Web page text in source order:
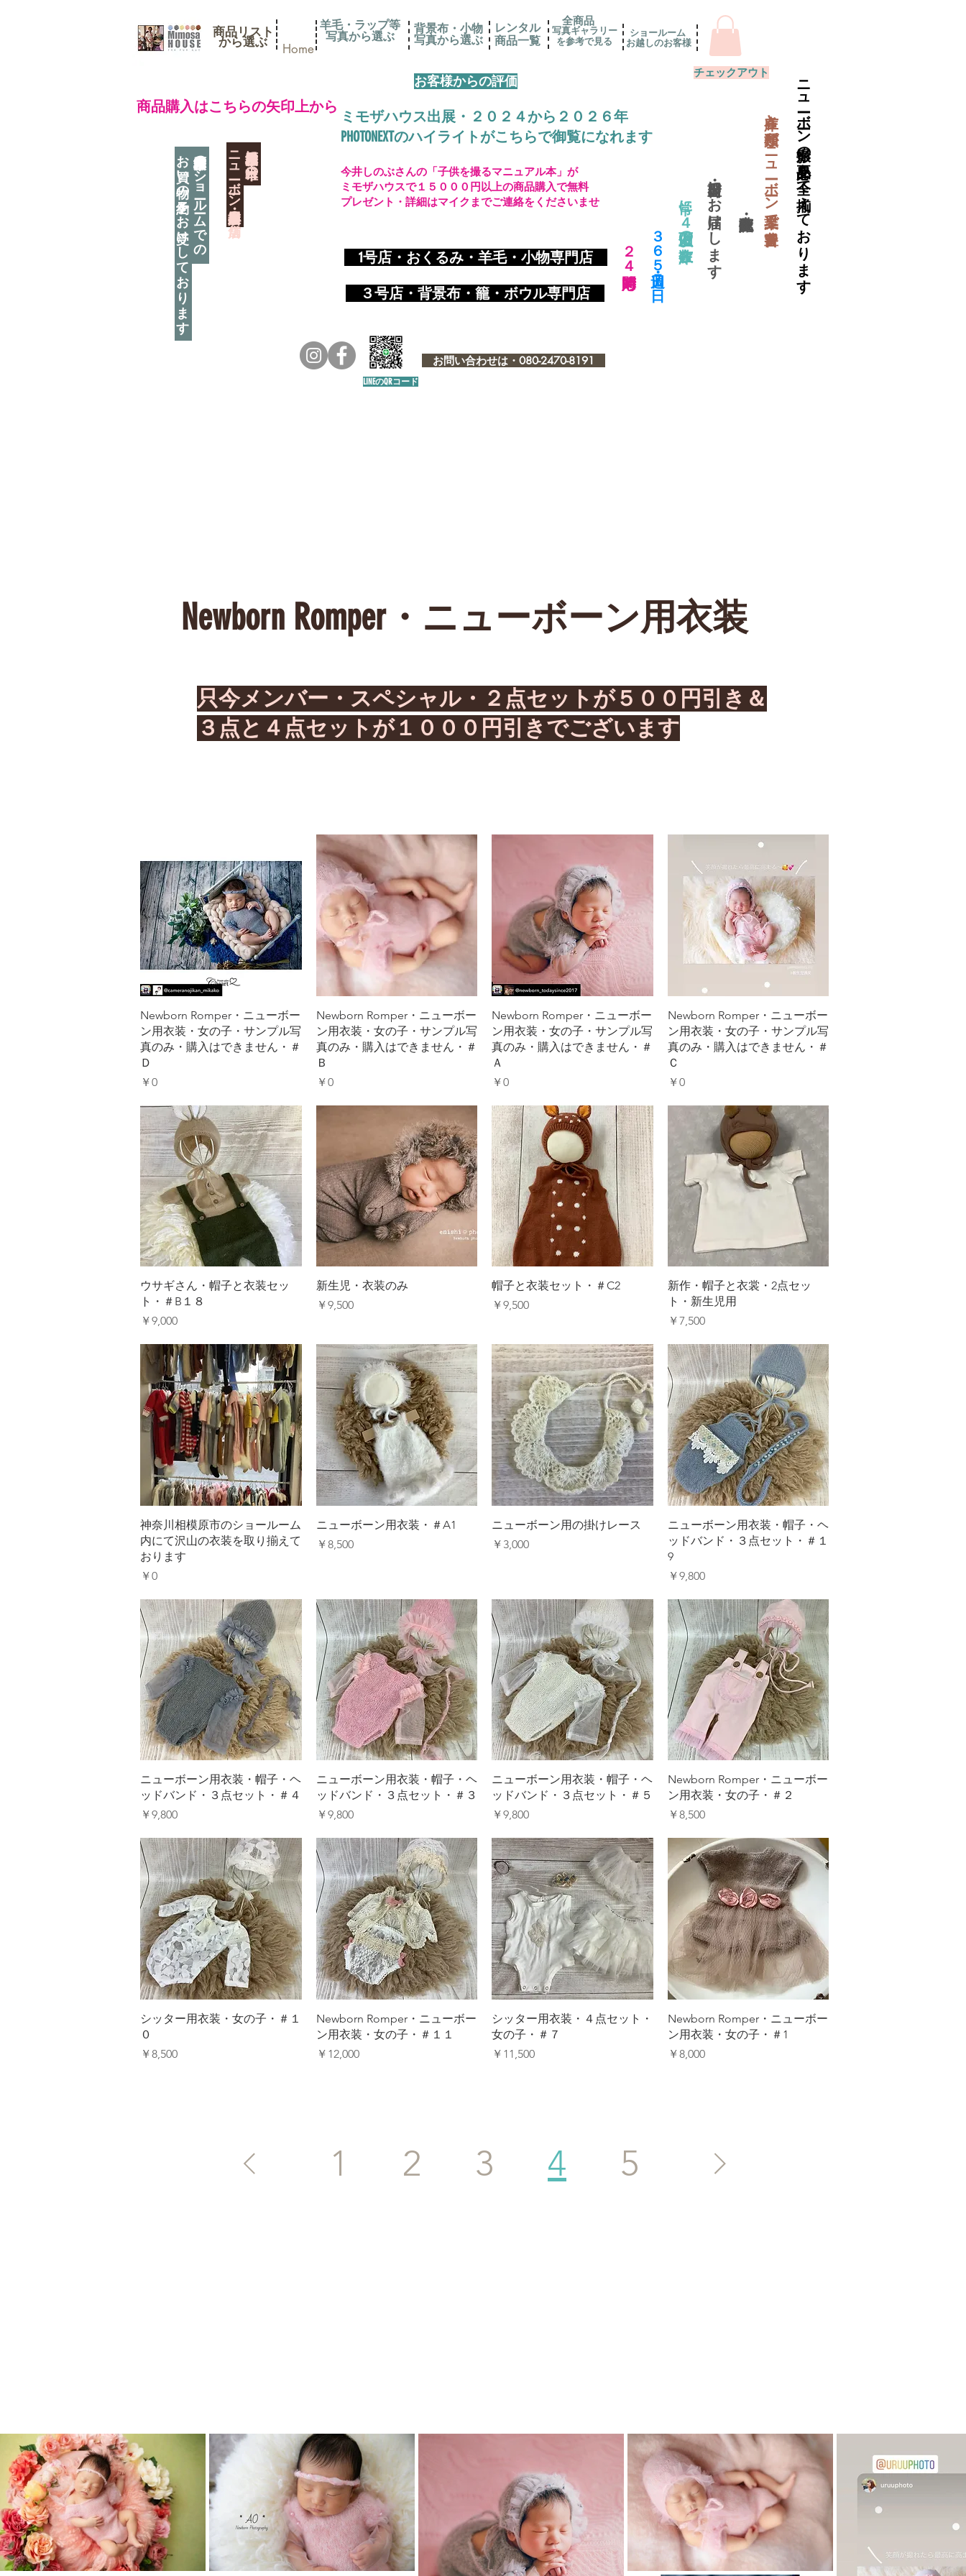
商品リスト
​から選ぶ Home
​商品購入はこちらの矢印上から
神奈川県相模原市に日本唯一の
​ニューボーン撮影用小道具店・３店舗
羊毛・ラップ等
写真から選ぶ
背景布・小物
​写真から選ぶ
レンタル
​商品一覧
写真ギャラリー
を参考で見る
全商品
お客様からの評価
ミモザハウス出展・２０２４から２０２６年
PHOTONEXTのハイライトがこちらで御覧になれます
神奈川県相模原市のショールームでの
お買い物の予約をお受けしております 1号店・おくるみ・羊毛・小物専門店
​ ３号店・背景布・籠・ボウル専門店
お問い合わせは・080-2470-8191
ショールーム
お越しのお客様
チェックアウト
​２４時間対応 ​３６５日・週７日
常に４万個以上の在庫数 当日出荷・翌日にお届けします
​在庫と種類がニューボーン業界で一番豊富ニューボーン撮影の必要品を全て揃えております
今井しのぶさんの「子供を撮るマニュアル本」が
ミモザハウスで１５０００円以上の商品購入で無料
プレゼント・詳細はマイクまでご連絡をくださいませ
LINEのQRコード
Newborn Romper・ニューボーン用衣装
只今メンバー・スペシャル・２点セットが５００円引き＆
３点と４点セットが１０００円引きでございます
クイックビュー
Newborn Romper・ニューボー
ン用衣装・女の子・サンプル写
真のみ・購入はできません・＃
Ｄ
価格
￥0
クイックビュー
Newborn Romper・ニューボー
ン用衣装・女の子・サンプル写
真のみ・購入はできません・＃
Ｂ
価格
￥0
クイックビュー
Newborn Romper・ニューボー
ン用衣装・女の子・サンプル写
真のみ・購入はできません・＃
Ａ
価格
￥0
クイックビュー
Newborn Romper・ニューボー
ン用衣装・女の子・サンプル写
真のみ・購入はできません・＃
Ｃ
価格
￥0
クイックビュー
ウサギさん・帽子と衣装セッ
ト・＃B１８
価格
￥9,000
クイックビュー
新生児・衣装のみ
価格
￥9,500
クイックビュー
帽子と衣装セット・＃C2
価格
￥9,500
クイックビュー
新作・帽子と衣裳・2点セッ
ト・新生児用
価格
￥7,500
クイックビュー
神奈川相模原市のショールーム
内にて沢山の衣装を取り揃えて
おります
価格
￥0
クイックビュー
ニューボーン用衣装・＃A1
価格
￥8,500
クイックビュー
ニューボーン用の掛けレース
価格
￥3,000
クイックビュー
ニューボーン用衣装・帽子・ヘ
ッドバンド・３点セット・＃１
9
価格
￥9,800
クイックビュー
ニューボーン用衣装・帽子・ヘ
ッドバンド・３点セット・＃４
価格
￥9,800
クイックビュー
ニューボーン用衣装・帽子・ヘ
ッドバンド・３点セット・＃３
価格
￥9,800
クイックビュー
ニューボーン用衣装・帽子・ヘ
ッドバンド・３点セット・＃５
価格
￥9,800
クイックビュー
Newborn Romper・ニューボー
ン用衣装・女の子・＃２
価格
￥8,500
クイックビュー
シッター用衣装・女の子・＃１
０
価格
￥8,500
クイックビュー
Newborn Romper・ニューボー
ン用衣装・女の子・＃１１
価格
￥12,000
クイックビュー
シッター用衣装・４点セット・
女の子・＃７
価格
￥11,500
クイックビュー
Newborn Romper・ニューボー
ン用衣装・女の子・＃1
価格
￥8,000
1 2 3 4 5